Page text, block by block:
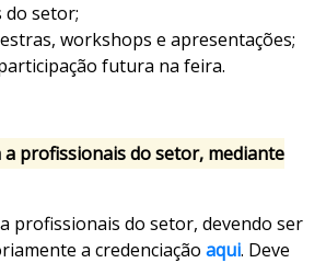
setor;
workshops e apresentações;
futura na feira.
a profissionais do setor, mediante
profissionais do setor, devendo ser
a credenciação aqui. Deve